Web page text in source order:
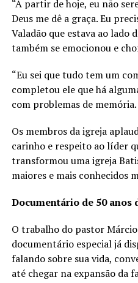
“A partir de hoje, eu não
Deus me dê a graça. Eu
Valadão que estava ao lado
também se emocionou e
“Eu sei que tudo tem um
completou ele que há
com problemas de memória.
Os membros da igreja
carinho e respeito ao líder
transformou uma igreja
maiores e mais conhecidos
Documentário de 50 anos
O trabalho do pastor
documentário especial já
falando sobre sua vida,
até chegar na expansão da